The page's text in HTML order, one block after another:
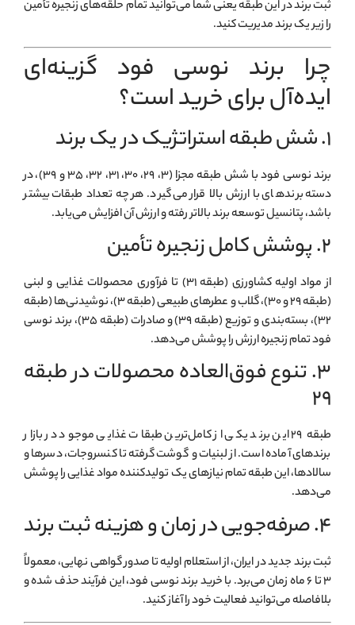
ثبت برند در این طبقه یعنی شما می‌توانید تمام حلقه‌های زنجیره تأمین
را زیر یک برند مدیریت کنید.
چرا برند نوسی فود گزینه‌ای
ایده‌آل برای خرید است؟
۱. شش طبقه استراتژیک در یک برند
برند نوسی فود با شش طبقه مجزا (۳، ۲۹، ۳۰، ۳۱، ۳۲، ۳۵ و ۳۹)، در
دسته برندهای با ارزش بالا قرار می‌گیرد. هر چه تعداد طبقات بیشتر
باشد، پتانسیل توسعه برند بالاتر رفته و ارزش آن افزایش می‌یابد.
۲. پوشش کامل زنجیره تأمین
از مواد اولیه کشاورزی (طبقه ۳۱) تا فرآوری محصولات غذایی و لبنی
(طبقه ۲۹ و ۳۰)، گلاب و عطرهای طبیعی (طبقه ۳)، نوشیدنی‌ها (طبقه
۳۲)، بسته‌بندی و توزیع (طبقه ۳۹) و صادرات (طبقه ۳۵)، برند نوسی
فود تمام زنجیره ارزش را پوشش می‌دهد.
۳. تنوع فوق‌العاده محصولات در طبقه
۲۹
طبقه ۲۹ این برند یکی از کامل‌ترین طبقات غذایی موجود در بازار
برندهای آماده است. از لبنیات و گوشت گرفته تا کنسروجات، دسرها و
سالادها، این طبقه تمام نیازهای یک تولیدکننده مواد غذایی را پوشش
می‌دهد.
۴. صرفه‌جویی در زمان و هزینه ثبت برند
ثبت برند جدید در ایران، از استعلام اولیه تا صدور گواهی نهایی، معمولاً
۳ تا ۶ ماه زمان می‌برد. با خرید برند نوسی فود، این فرآیند حذف شده و
بلافاصله می‌توانید فعالیت خود را آغاز کنید.